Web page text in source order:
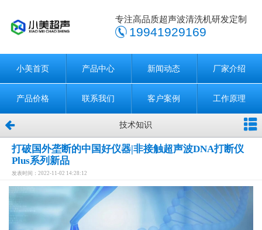
专注高品质超声波清洗机研发定制
19941929169
小美首页 产品中心 新闻动态 厂家介绍
产品价格 联系我们 客户案例 工作原理
技术知识
打破国外垄断的中国好仪器|非接触超声波DNA打断仪
Plus系列新品
发表时间：2022-11-02 14:28:12